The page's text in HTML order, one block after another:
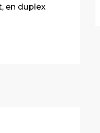
en duplex